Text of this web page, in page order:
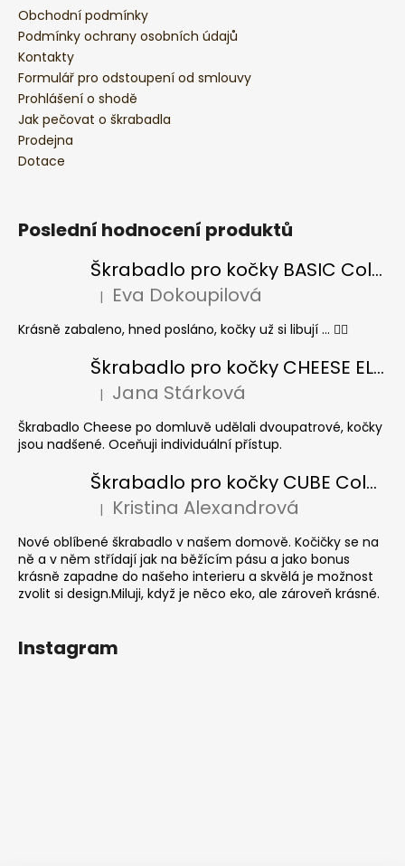
Obchodní podmínky
Podmínky ochrany osobních údajů
Kontakty
Formulář pro odstoupení od smlouvy
Prohlášení o shodě
Jak pečovat o škrabadla
Prodejna
Dotace
Poslední hodnocení produktů
Škrabadlo pro kočky BASIC Colour
Hodnocení produktu je 5 z 5 hvězdiček.
| Eva Dokoupilová
Krásně zabaleno, hned posláno, kočky už si libují ... 👍🏻
Škrabadlo pro kočky CHEESE ELIPSE colour
Hodnocení produktu je 5 z 5 hvězdiček.
| Jana Stárková
Škrabadlo Cheese po domluvě udělali dvoupatrové, kočky
jsou nadšené. Oceňuji individuální přístup.
Škrabadlo pro kočky CUBE Colour
Hodnocení produktu je 5 z 5 hvězdiček.
| Kristina Alexandrová
Nové oblíbené škrabadlo v našem domově. Kočičky se na
ně a v něm střídají jak na běžícím pásu a jako bonus
krásně zapadne do našeho interieru a skvělá je možnost
zvolit si design.Miluji, když je něco eko, ale zároveň krásné.
Instagram